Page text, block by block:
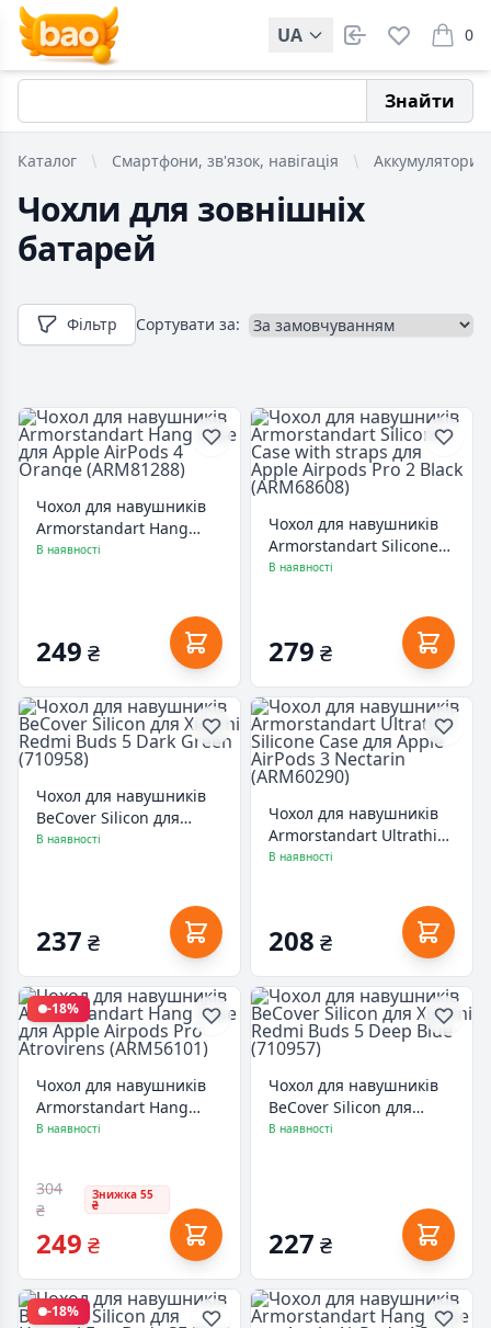
UA 0
items
Знайти
Каталог Смартфони, зв'язок, навігація Аккумулятори
Чохли для зовнішніх
батарей
Фільтр Сортувати за:
Чохол для навушників
Armorstandart Hang
Case для Apple AirPods 4
В наявності
249 ₴
Чохол для навушників
Armorstandart Silicone
Case with straps для
В наявності
279 ₴
Чохол для навушників
BeCover Silicon для
Xiaomi Redmi Buds 5
В наявності
237 ₴
Чохол для навушників
Armorstandart Ultrathin
Silicone Case для Apple
В наявності
208 ₴
-18%
Чохол для навушників
Armorstandart Hang
Case для Apple Airpods
В наявності
304
₴
Знижка 55
₴
249 ₴
Чохол для навушників
BeCover Silicon для
Xiaomi Redmi Buds 5
В наявності
227 ₴
-18%